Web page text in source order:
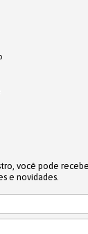
você pode
e novidades.